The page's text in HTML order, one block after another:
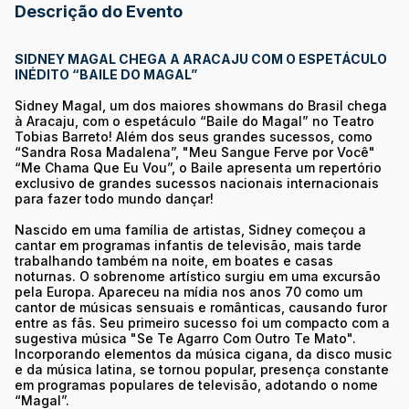
Descrição do Evento
SIDNEY MAGAL CHEGA A ARACAJU COM O ESPETÁCULO
INÉDITO “BAILE DO MAGAL”
Sidney Magal, um dos maiores showmans do Brasil chega
à Aracaju, com o espetáculo “Baile do Magal” no Teatro
Tobias Barreto! Além dos seus grandes sucessos, como
“Sandra Rosa Madalena”, "Meu Sangue Ferve por Você"
“Me Chama Que Eu Vou”, o Baile apresenta um repertório
exclusivo de grandes sucessos nacionais internacionais
para fazer todo mundo dançar!
Nascido em uma família de artistas, Sidney começou a
cantar em programas infantis de televisão, mais tarde
trabalhando também na noite, em boates e casas
noturnas. O sobrenome artístico surgiu em uma excursão
pela Europa. Apareceu na mídia nos anos 70 como um
cantor de músicas sensuais e românticas, causando furor
entre as fãs. Seu primeiro sucesso foi um compacto com a
sugestiva música "Se Te Agarro Com Outro Te Mato".
Incorporando elementos da música cigana, da disco music
e da música latina, se tornou popular, presença constante
em programas populares de televisão, adotando o nome
“Magal”.